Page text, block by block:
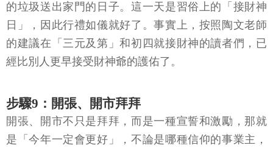
的垃圾送出家門的日子。這一天是習俗上的「接財神
日」，因此行禮如儀就好了。事實上，按照陶文老師
的建議在「三元及第」和初四就接財神的讀者們，已
經比別人更早接受財神爺的護佑了。
步驟9：開張、開市拜拜
開張、開市不只是拜拜，而是一種宣誓和激勵，那就
是「今年一定會更好」，不論是哪種信仰的事業主，